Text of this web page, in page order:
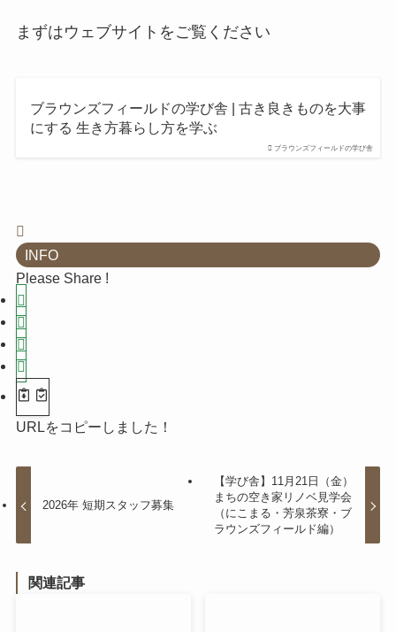
まずはウェブサイトをご覧ください
ブラウンズフィールドの学び舎
ブラウンズフィールドの学び舎 | 古き良きものを大事
にする 生き方暮らし方を学ぶ
INFO
Please Share !
URLをコピーしました！
2026年 短期スタッフ募集
【学び舎】11月21日（金）
まちの空き家リノベ見学会
（にこまる・芳泉茶寮・ブ
ラウンズフィールド編）
関連記事